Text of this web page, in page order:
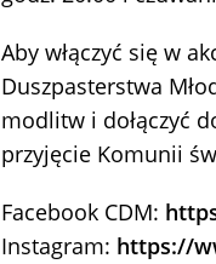
Aby włączyć się w
Duszpasterstwa
modlitw i dołączyć
przyjęcie Komunii
Facebook CDM:
Instagram: https://